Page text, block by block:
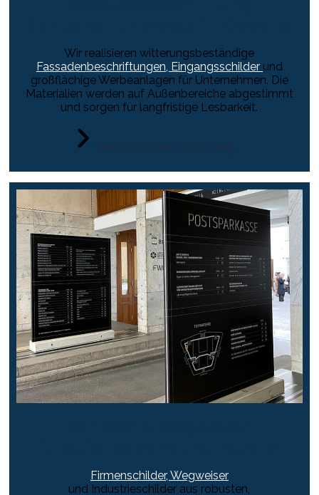
Wir realisieren witterungsbeständige
Fassadenbeschriftungen, Eingangsschilder und
großflächige Werbeanlagen für Unternehmen. Die
Materialien werden auf Außenbereiche abgestimmt
und sorgen für langfristige Lesbarkeit.
Firmenschilder, Wegweiser
und Industrieschilder aus robusten,